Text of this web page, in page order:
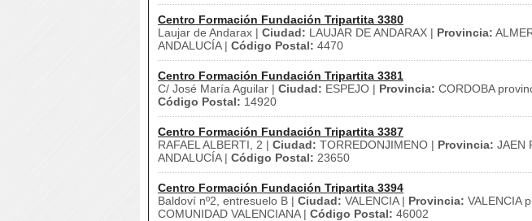
Centro Formación Fundación Tripartita 3380
Laujar de Andarax | Ciudad: LAUJAR DE ANDARAX | Provincia:
ANDALUCÍA | Código Postal: 4470
Centro Formación Fundación Tripartita 3381
C/ José María Aguilar | Ciudad: ESPEJO | Provincia: CORDOBA
Código Postal: 14920
Centro Formación Fundación Tripartita 3387
RAFAEL ALBERTI, 2 | Ciudad: TORREDONJIMENO | Provincia: JAEN
ANDALUCÍA | Código Postal: 23650
Centro Formación Fundación Tripartita 3394
Baldoví nº2, entresuelo B | Ciudad: VALENCIA | Provincia: VALENCIA
COMUNIDAD VALENCIANA | Código Postal: 46002